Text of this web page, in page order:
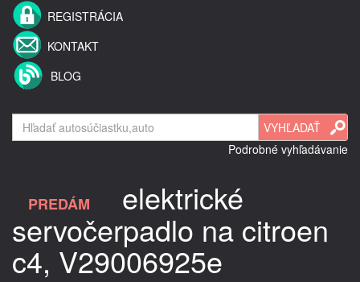
REGISTRÁCIA
KONTAKT
BLOG
Podrobné vyhľadávanie
PREDÁM elektrické
servočerpadlo na citroen
c4, V29006925e